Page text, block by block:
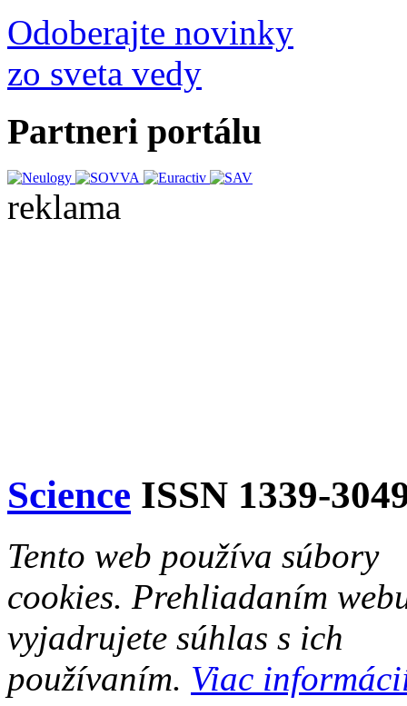
Odoberajte novinky
zo sveta vedy
Partneri portálu
reklama
Science ISSN 1339-
Tento web používa súbory
cookies. Prehliadaním
vyjadrujete súhlas s ich
používaním. Viac